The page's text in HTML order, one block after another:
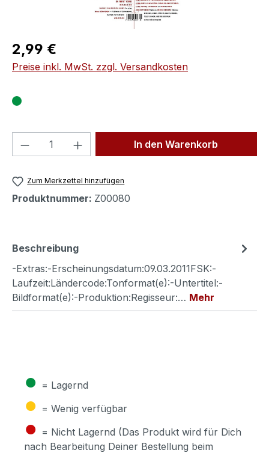
Regulärer Preis:
2,99 €
Preise inkl. MwSt. zzgl. Versandkosten
Produkt Anzahl: Gib denIn den Warenkorb
Zum Merkzettel hinzufügen
Produktnummer: Z00080
Beschreibung
-Extras:-Erscheinungsdatum:09.03.2011FSK:-
Laufzeit:Ländercode:Tonformat(e):-Untertitel:-
Bildformat(e):-Produktion:Regisseur:… Mehr
● = Lagernd
● = Wenig verfügbar
● = Nicht Lagernd (Das Produkt wird für Dich
nach Bearbeitung Deiner Bestellung beim